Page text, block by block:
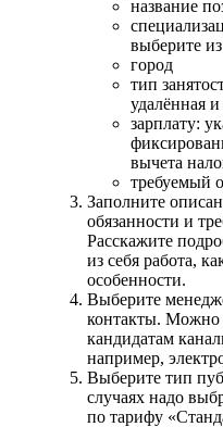
название
выберите
город
тип
удалённая
зарплату:
вычета
требуемый
Заполните
обязанности и
Расскажите
из себя работа,
особенности.
Выберите
контакты. Можно
кандидатам
например,
Выберите тип
случаях надо
по тарифу